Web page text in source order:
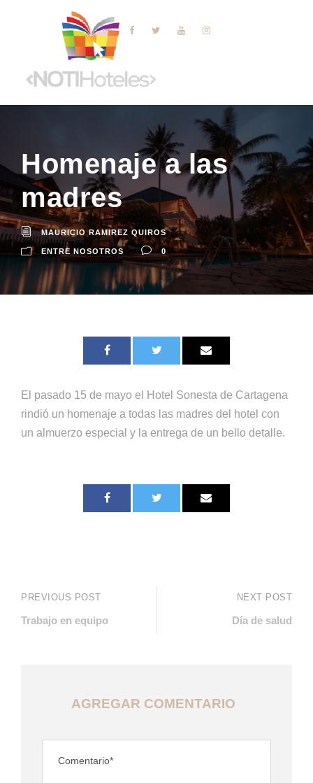
Homenaje a las
madres
MAURICIO RAMIREZ QUIROS
ENTRE NOSOTROS 0
El pasado 15 de mayo el Hotel Sonesta de Cartagena
rindió un homenaje a todas las madres del hotel con
un almuerzo especial y la entrega de un bello detalle.
PREVIOUS POST
Trabajo en equipo
NEXT POST
Día de salud
AGREGAR COMENTARIO